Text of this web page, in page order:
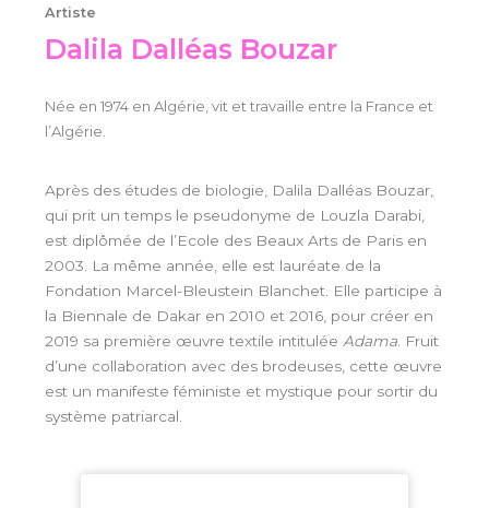
Artiste
Dalila Dalléas Bouzar
Née en 1974 en Algérie, vit et travaille entre la France et
l’Algérie.
Après des études de biologie, Dalila Dalléas Bouzar,
qui prit un temps le pseudonyme de Louzla Darabi,
est diplômée de l’Ecole des Beaux Arts de Paris en
2003. La même année, elle est lauréate de la
Fondation Marcel-Bleustein Blanchet. Elle participe à
la Biennale de Dakar en 2010 et 2016, pour créer en
2019 sa première œuvre textile intitulée Adama . Fruit
d’une collaboration avec des brodeuses, cette œuvre
est un manifeste féministe et mystique pour sortir du
système patriarcal.